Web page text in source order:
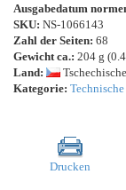
Ausgabedatum
SKU: NS-1066143
Zahl der Seiten: 68
Gewicht ca.: 204 g
Land:
Kategorie:
Drucken